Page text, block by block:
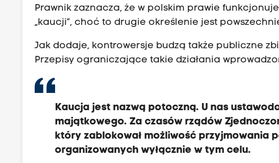
Prawnik zaznacza, że w polskim prawie
„kaucji”, choć to drugie określenie jest
Jak dodaje, kontrowersje budzą także publiczne
Przepisy ograniczające takie działania
Kaucja jest nazwą potoczną. U nas
majątkowego. Za czasów rządów
który zablokował możliwość przyjmowania
organizowanych wyłącznie w tym celu.